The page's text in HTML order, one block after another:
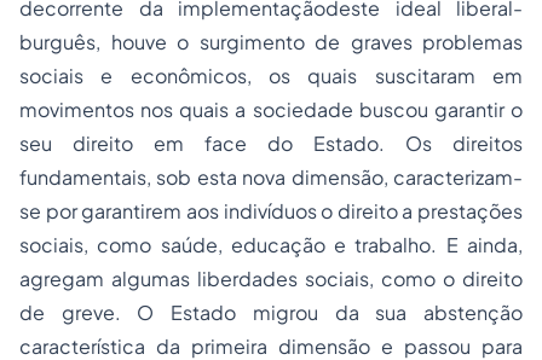
decorrente da implementaçãodeste ideal liberal-
burguês, houve o surgimento de graves problemas
sociais e econômicos, os quais suscitaram em
movimentos nos quais a sociedade buscou garantir o
seu direito em face do Estado. Os direitos
fundamentais, sob esta nova dimensão, caracterizam-
se por garantirem aos indivíduos o direito a prestações
sociais, como saúde, educaçãoe trabalho. E ainda,
agregam algumas liberdades sociais, como o direito
de greve. O Estado migrou da sua abstenção
característica da primeira dimensão e passou para